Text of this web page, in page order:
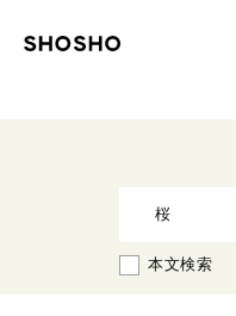
本文検索